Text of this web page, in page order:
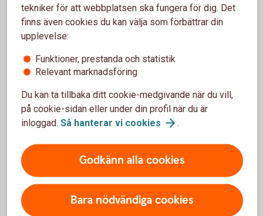
mobilbanken är avgiftsfri, för övriga kanaler gäller ordinarie
prislista. Vid handel tas en spread mellan köp och säljkurs
ut. Ett certifikats värde vid marknadens öppning motsvarar
marginaluttag. Se respektive certifikats slutliga villkor för
mer information om marginaluttag.
Viktigt att veta
Bull & Bear-certifikat är så kallade ETN:er, Exchange Traded
Notes, och i slutliga villkor dokumenteras dessa som
certifikat. Det är viktigt att du läser dessa villkor
tillsammans med det av Finansinspektionen godkända
grundprospektet innan du handlar. Slutliga villkor samt
tekniker för att webbplatsen ska fungera för dig. Det
finns även cookies du kan välja som förbättrar din
upplevelse:
Funktioner, prestanda och statistik
Relevant marknadsföring
Du kan ta tillbaka ditt cookie-medgivande när du vill,
på cookie-sidan eller under din profil när du är
inloggad. Så hanterar vi cookies .
Godkänn alla cookies
Bara nödvändiga cookies